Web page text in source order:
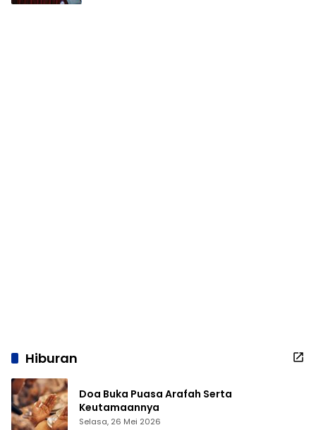
Hiburan
Doa Buka Puasa Arafah Serta
Keutamaannya
Selasa, 26 Mei 2026